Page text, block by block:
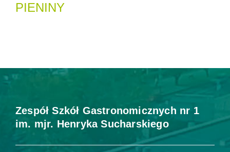
PIENINY
Zespół Szkół Gastronomicznych nr 1
im. mjr. Henryka Sucharskiego